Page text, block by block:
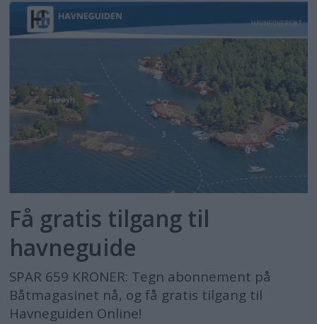
Få gratis tilgang til
havneguide
SPAR 659 KRONER: Tegn abonnement på
Båtmagasinet nå, og få gratis tilgang til
Havneguiden Online!